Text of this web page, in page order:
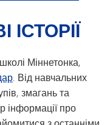
ІСТОРІЇ
Міннетонка,
. Від навчальних
змагань та
інформації про